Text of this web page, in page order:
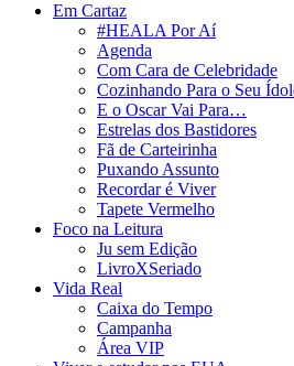
Em Cartaz
#HEALA Por Aí
Agenda
Com Cara de Celebridade
Cozinhando Para o Seu
E o Oscar Vai Para…
Estrelas dos Bastidores
Fã de Carteirinha
Puxando Assunto
Recordar é Viver
Tapete Vermelho
Foco na Leitura
Ju sem Edição
LivroXSeriado
Vida Real
Caixa do Tempo
Campanha
Área VIP